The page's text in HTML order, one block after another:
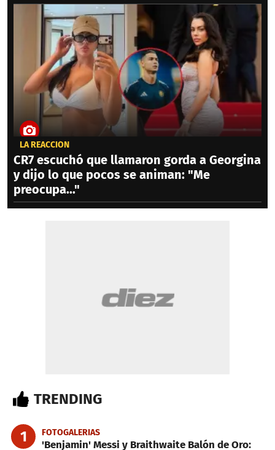
LA REACCIÓN
CR7 escuchó que llamaron gorda a Georgina
y dijo lo que pocos se animan: "Me
preocupa..."
TRENDING
1 FOTOGALERIAS
'Benjamin' Messi y Braithwaite Balón de Oro: